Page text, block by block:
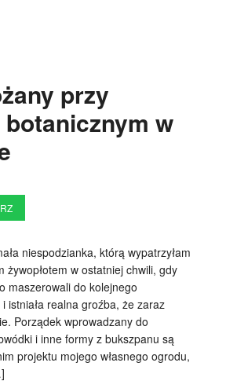
przy
w
niespodzianka, którą wypatrzyłam
żywopłotem w ostatniej chwili, gdy
maszerowali do kolejnego
istniała realna groźba, że zaraz
Porządek wprowadzany do
i inne formy z bukszpanu są
projektu mojego własnego ogrodu,